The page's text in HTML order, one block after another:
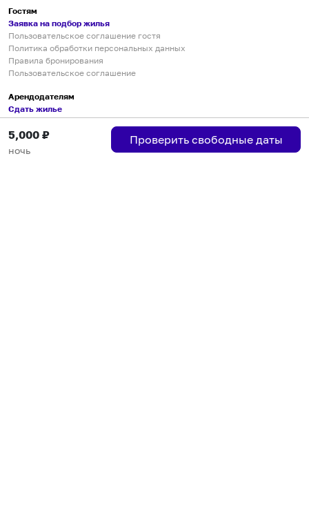
5,000 ₽
ночь
Проверить свободные даты
Гостям
Заявка на подбор жилья
Пользовательское соглашение гостя
Политика обработки персональных данных
Правила бронирования
Пользовательское соглашение
Арендодателям
Сдать жилье
Пользовательское соглашение
Правила публикации объявлений